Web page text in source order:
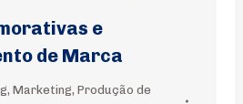
e
de Marca
, Marketing, Produção de